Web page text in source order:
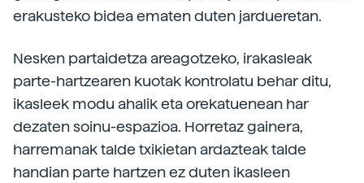
erakusteko bidea ematen duten jardueretan.
Nesken partaidetza areagotzeko, irakasleak
parte-­hartzearen kuotak kontrolatu behar ditu,
ikasleek modu ahalik eta orekatuenean har
dezaten soinu-­espazioa. Horretaz gainera,
harremanak talde txikietan ardazteak talde
handian parte hartzen ez duten ikasleen